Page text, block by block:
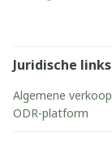
Juridische links
Algemene
ODR-platform